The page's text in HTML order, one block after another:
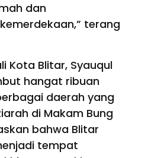
dan
terang
Kota Blitar, Syauqul
hangat ribuan
daerah yang
di Makam Bung
bahwa Blitar
tempat